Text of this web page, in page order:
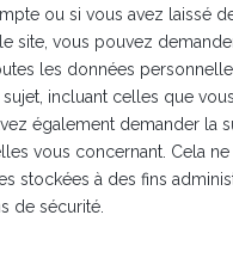
ou si vous avez laissé
site, vous pouvez
les données
incluant celles que
également demander la
vous concernant. Cela
stockées à des fins
de sécurité.